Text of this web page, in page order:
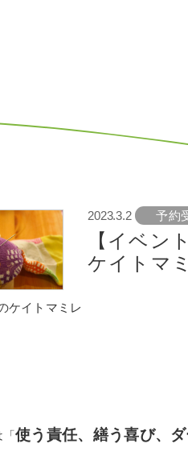
2023.3.2 予約
【イベン
ケイトマ
ケイトマミレ
「使う責任、繕う喜び、ダ